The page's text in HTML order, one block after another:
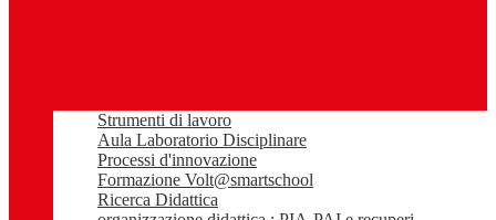
Strumenti di lavoro
Aula Laboratorio Disciplinare
Processi d'innovazione
Formazione Volt@smartschool
Ricerca Didattica